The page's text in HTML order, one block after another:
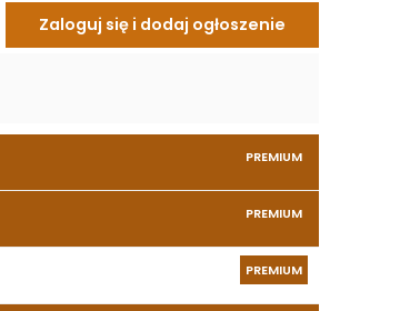
Zaloguj się i dodaj ogłoszenie
PREMIUM
PREMIUM
PREMIUM